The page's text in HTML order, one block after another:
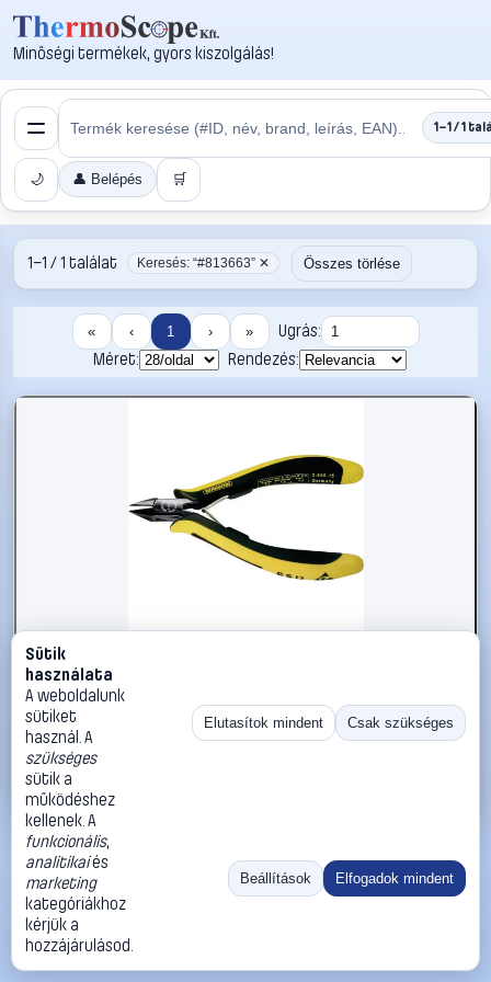
Minőségi termékek, gyors kiszolgálás!
1–1 / 1
🌙 👤 Belépés 🛒
1–1 / 1 találat Keresés: “#813663” ✕ Összes törlése
« ‹ 1 › »
Ugrás:
Méret:
Rendezés:
#813663
ESD oldalvágó, Bernstein EUROline-Conductive 3-656-15
BERNSTEIN Tools for Electronics Oldalcsípő fogó
18 990 Ft
Kosárba
«
Méret:
Rendezés:
©2026
ThermoScope
Cégbemutató
Sütik
használata
A weboldalunk
sütiket
használ. A
szükséges
sütik a
működéshez
kellenek. A
funkcionális,
analitikaiés
marketing
kategóriákhoz
kérjük a
hozzájárulásod.
Elutasítok mindent Csak szükséges
Beállítások Elfogadok mindent